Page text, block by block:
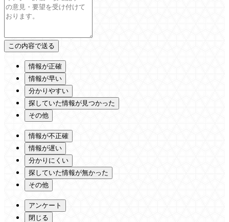
情報が正確
情報が早い
分かりやすい
探していた情報が見つかった
その他
情報が不正確
情報が遅い
分かりにくい
探していた情報が無かった
その他
アンケート
閉じる